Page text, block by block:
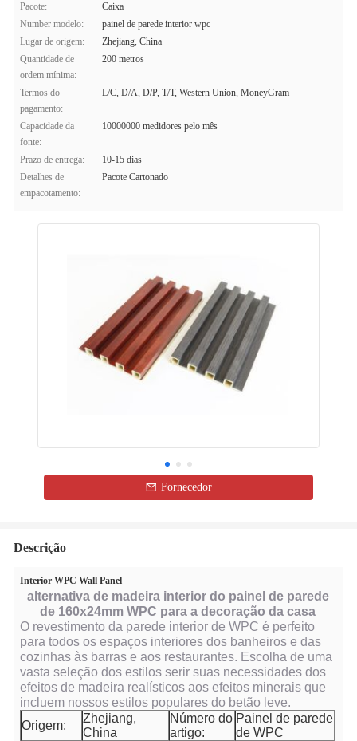
Pacote:
Caixa
Number modelo:
painel de parede interior wpc
Lugar de origem:
Zhejiang, China
Quantidade de
ordem mínima:
200 metros
Termos do
pagamento:
L/C, D/A, D/P, T/T, Western Union, MoneyGram
Capacidade da
fonte:
10000000 medidores pelo mês
Prazo de entrega:
10-15 dias
Detalhes de
empacotamento:
Pacote Cartonado
Fornecedor
Descrição
Interior WPC Wall Panel
alternativa de madeira interior do painel de parede
de 160x24mm WPC para a decoração da casa
O revestimento da parede interior de WPC é perfeito
para todos os espaços interiores dos banheiros e das
cozinhas às barras e aos restaurantes. Escolha de uma
vasta seleção dos estilos serir suas necessidades dos
efeitos de madeira realísticos aos efeitos minerais que
incluem nossos estilos populares do betão leve.
Origem:
Zhejiang,
China
Número do
artigo:
Painel de parede
de WPC